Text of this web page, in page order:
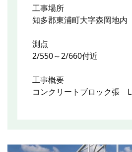
工事場所
知多郡東浦町大字森岡地内
測点
2/550～2/660付近
工事概要
コンクリートブロック張